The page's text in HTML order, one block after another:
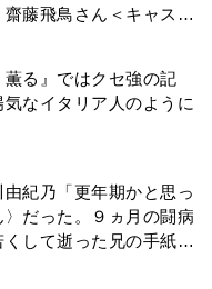
藤飛鳥さん＜キャスト
る』ではクセ強の記
なイタリア人のように
紀乃「更年期かと思っ
だった。９ヵ月の闘病
して逝った兄の手紙を